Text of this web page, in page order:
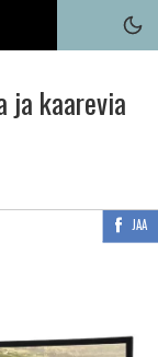
kaarevia
JAA